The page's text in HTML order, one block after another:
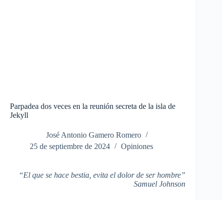
Parpadea dos veces en la reunión secreta de la isla de
Jekyll
José Antonio Gamero Romero
25 de septiembre de 2024
Opiniones
“El que se hace bestia, evita el dolor de ser hombre”
Samuel Johnson